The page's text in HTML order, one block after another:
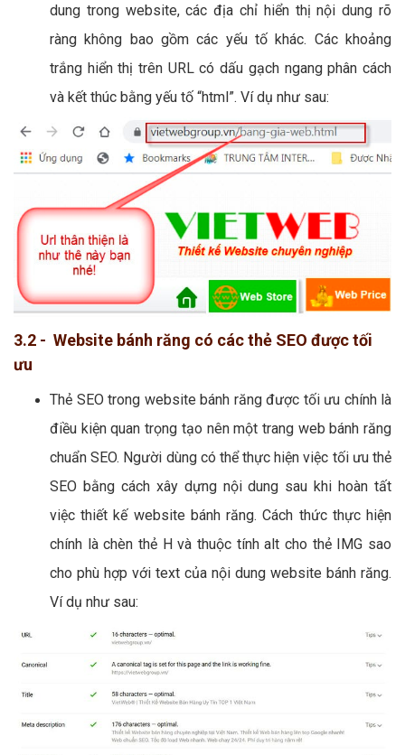
dung trong website, các địa chỉ hiển thị nội dung rõ
ràng không bao gồm các yếu tố khác. Các khoảng
trắng hiển thị trên URL có dấu gạch ngang phân cách
và kết thúc bằng yếu tố “html”. Ví dụ như sau:
3.2 - Website bánh răng có các thẻ SEO được tối
ưu
Thẻ SEO trong website bánh răng được tối ưu chính là
điều kiện quan trọng tạo nên một trang web bánh răng
chuẩn SEO. Người dùng có thể thực hiện việc tối ưu thẻ
SEO bằng cách xây dựng nội dung sau khi hoàn tất
việc thiết kế website bánh răng. Cách thức thực hiện
chính là chèn thẻ H và thuộc tính alt cho thẻ IMG sao
cho phù hợp với text của nội dung website bánh răng.
Ví dụ như sau: